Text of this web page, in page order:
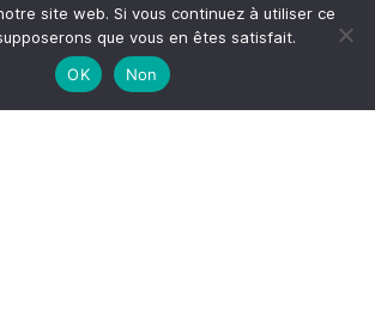
*
site web. Si vous continuez à utiliser ce
que vous en êtes satisfait.
OK
Non